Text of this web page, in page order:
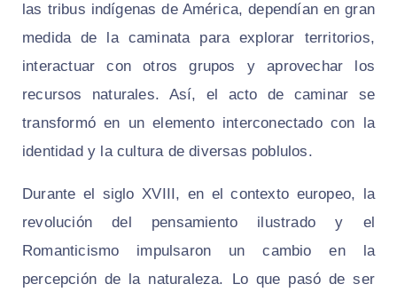
las tribus indígenas de América, dependían en gran
medida de la caminata para explorar territorios,
interactuar con otros grupos y aprovechar los
recursos naturales. Así, el acto de caminar se
transformó en un elemento interconectado con la
identidad y la cultura de diversas poblulos.
Durante el siglo XVIII, en el contexto europeo, la
revolución del pensamiento ilustrado y el
Romanticismo impulsaron un cambio en la
percepción de la naturaleza. Lo que pasó de ser